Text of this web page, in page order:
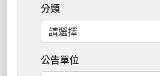
分類
公告單位